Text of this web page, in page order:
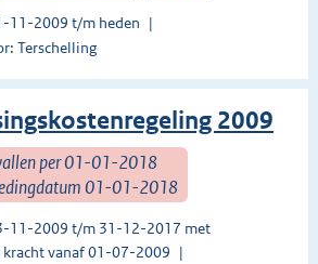
11-2009 t/m heden
Terschelling
2009
per 01-01-2018
01-01-2018
11-2009 t/m 31-12-2017 met
vanaf 01-07-2009